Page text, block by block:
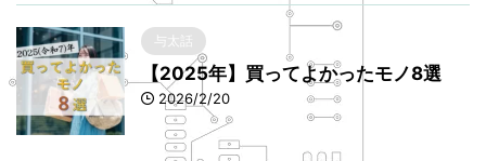
与太話
【2025年】買ってよかったモノ8選
2026/2/20